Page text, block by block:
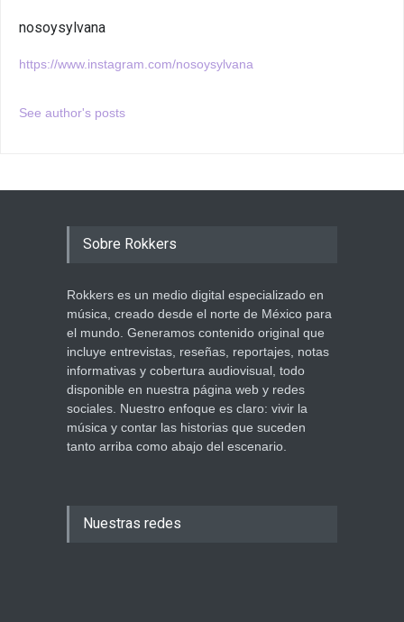
nosoysylvana
https://www.instagram.com/nosoysylvana
See author's posts
Sobre Rokkers
Rokkers es un medio digital especializado en
música, creado desde el norte de México para
el mundo. Generamos contenido original que
incluye entrevistas, reseñas, reportajes, notas
informativas y cobertura audiovisual, todo
disponible en nuestra página web y redes
sociales. Nuestro enfoque es claro: vivir la
música y contar las historias que suceden
tanto arriba como abajo del escenario.
Nuestras redes